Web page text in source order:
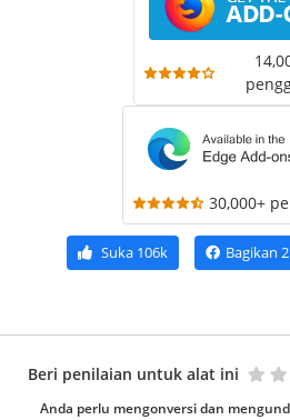
30,000+
Suka106k Bagikan
Beri penilaian untuk alat ini
Anda perlu mengonversi dan